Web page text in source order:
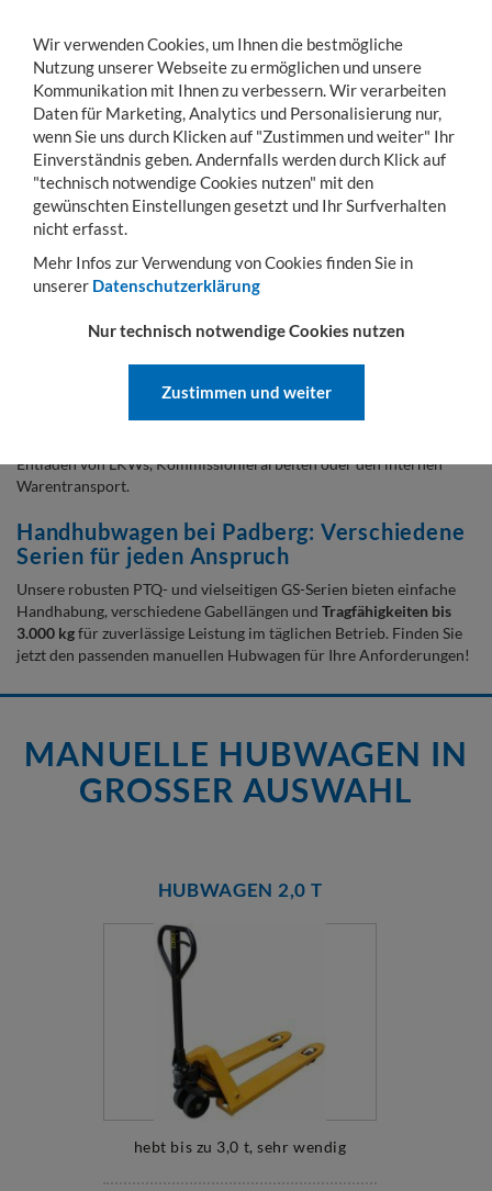
Toggle
navigation
MENÜ KONTO WARENKORB
Sie sind hier: Hubgeräte Hubwagen manuelle Hubwagen
MANUELLE HUBWAGEN
Manuelle Hubwagen: Robuste & Flexible
Helfer für Ihren Palettentransport
klassischen und kosteneffizienten Lösungen für den flexiblen
Einsatz auf kurzen Strecken. Manuelle Hubwagen - im logistischen
Entladen von LKWs, Kommissionierarbeiten oder den internen
Warentransport.
Handhubwagen bei Padberg: Verschiedene
Serien für jeden Anspruch
Unsere robusten PTQ- und vielseitigen GS-Serien bieten einfache
Handhabung, verschiedene Gabellängen und Tragfähigkeiten bis
3.000 kgfür zuverlässige Leistung im täglichen Betrieb. Finden Sie
jetzt den passenden manuellen Hubwagen für Ihre Anforderungen!
MANUELLE HUBWAGEN IN
GROSSER AUSWAHL
HUBWAGEN 2,0 T
hebt bis zu 3,0 t, sehr wendig
Wir verwenden Cookies, um Ihnen die bestmögliche
Nutzung unserer Webseite zu ermöglichen und unsere
Kommunikation mit Ihnen zu verbessern. Wir verarbeiten
Daten für Marketing, Analytics und Personalisierung nur,
wenn Sie uns durch Klicken auf "Zustimmen und weiter" Ihr
Einverständnis geben. Andernfalls werden durch Klick auf
"technisch notwendige Cookies nutzen" mit den
gewünschten Einstellungen gesetzt und Ihr Surfverhalten
nicht erfasst.
Mehr Infos zur Verwendung von Cookies finden Sie in
unserer Datenschutzerklärung
Nur technisch notwendige Cookies nutzen
Zustimmen und weiter